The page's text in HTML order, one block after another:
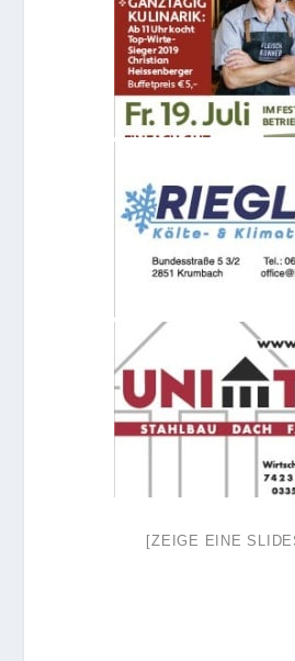
[ZEIGE EINE